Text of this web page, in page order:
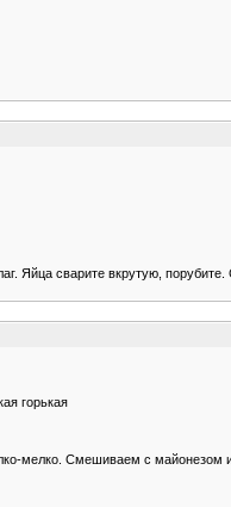
Яйца сварите вкрутую,
горькая
мелко. Смешиваем с